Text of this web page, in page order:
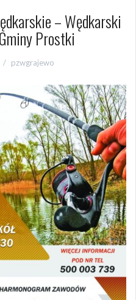
– Wędkarski
Prostki
pzwgrajewo